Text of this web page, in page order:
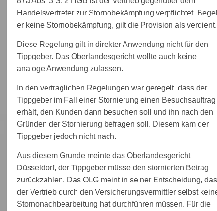
Handelsvertreter zur Stornobekämpfung verpflichtet.
er keine Stornobekämpfung, gilt die Provision als verdient.
Diese Regelung gilt in direkter Anwendung nicht für den
Tippgeber. Das Oberlandesgericht wollte auch keine
analoge Anwendung zulassen.
In den vertraglichen Regelungen war geregelt, dass der
Tippgeber im Fall einer Stornierung einen Besuchsauftrag
erhält, den Kunden dann besuchen soll und ihn nach den
Gründen der Stornierung befragen soll. Diesem kam der
Tippgeber jedoch nicht nach.
Aus diesem Grunde meinte das Oberlandesgericht
Düsseldorf, der Tippgeber müsse den stornierten Betrag
zurückzahlen. Das OLG meint in seiner Entscheidung,
der Vertrieb durch den Versicherungsvermittler selbst
Stornonachbearbeitung hat durchführen müssen. Für die